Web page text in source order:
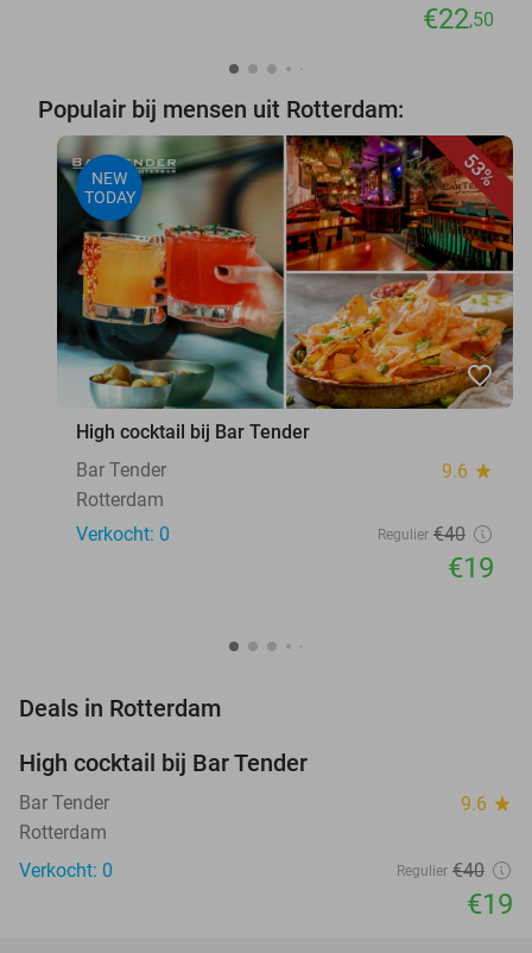
€22,50
Populair bij mensen uit Rotterdam:
53%
NEW
TODAY
favorite_border
High cocktail bij Bar Tender
Bar Tender
9.6 star
Rotterdam
Verkocht: 0
Regulier €40
€19
Deals in Rotterdam
TODAY
High cocktail bij Bar Tender
Bar Tender 9.6 star
Rotterdam
Verkocht: 0
Regulier €40
€19